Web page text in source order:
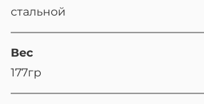
стальной
Вес
177гр